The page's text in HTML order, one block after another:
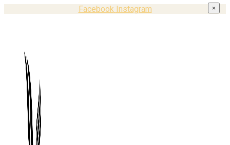
Facebook Instagram ×